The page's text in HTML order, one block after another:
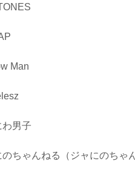
Man
わ男子
のちゃんねる（ジャにのちゃん